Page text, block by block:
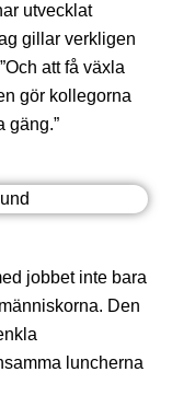
utvecklat
gillar verkligen
att få växla
gör kollegorna
gäng.”
jobbet inte bara
Den
luncherna